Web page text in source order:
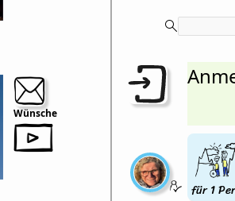
Wünsche
für 1